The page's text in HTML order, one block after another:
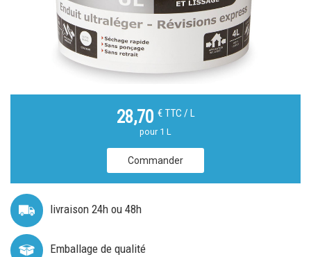
28,70 € TTC / L
pour 1 L
Commander
livraison 24h ou 48h
Emballage de qualité